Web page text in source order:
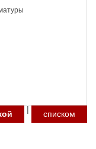
| списком